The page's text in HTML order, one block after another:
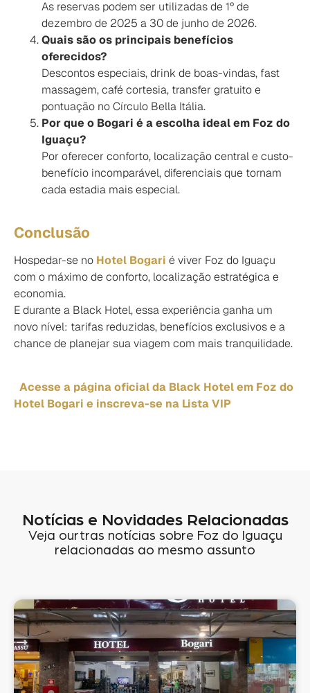
As reservas podem ser utilizadas de 1º de
dezembro de 2025 a 30 de junho de 2026.
Quais são os principais benefícios
oferecidos?
Descontos especiais, drink de boas-vindas, fast
massagem, café cortesia, transfer gratuito e
pontuação no Círculo Bella Itália.
Por que o Bogari é a escolha ideal em Foz do
Iguaçu?
Por oferecer conforto, localização central e custo-
benefício incomparável, diferenciais que tornam
cada estadia mais especial.
Conclusão
Hospedar-se no Hotel Bogari é viver Foz do Iguaçu
com o máximo de conforto, localização estratégica e
economia.
E durante a Black Hotel, essa experiência ganha um
novo nível: tarifas reduzidas, benefícios exclusivos e a
chance de planejar sua viagem com mais tranquilidade.
Acesse a página oficial da Black Hotel em Foz do
Hotel Bogari e inscreva-se na Lista VIP
Notícias e Novidades Relacionadas
Veja ourtras notícias sobre Foz do Iguaçu
relacionadas ao mesmo assunto